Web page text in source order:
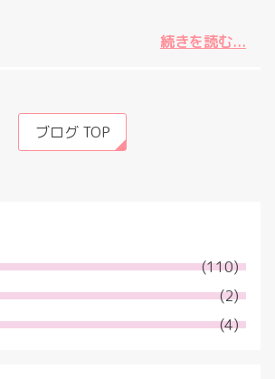
続きを読む...
ブログ TOP
(110)
(2)
(4)